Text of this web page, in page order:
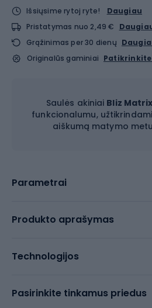
Išsiųsime rytoj ryte!
Daugiau
Pristatymas nuo 2,49 €
Grąžinimas per 30 dienų
Originalūs gaminiai
Saulės akiniai Bliz Matrix
funkcionalumu,
aiškumą matymo
Parametrai
Produkto aprašymas
Technologijos
Pasirinkite tinkamus priedus